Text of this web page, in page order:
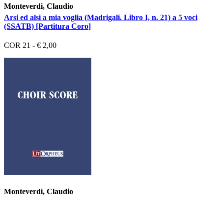
Monteverdi, Claudio
Arsi ed alsi a mia voglia (Madrigali. Libro I, n. 21) a 5 voci
(SSATB) [Partitura Coro]
COR 21 - € 2,00
Monteverdi, Claudio